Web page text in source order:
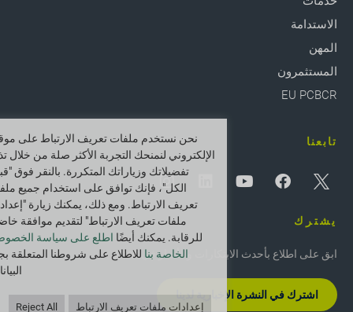
الاستدامة
المهن
المستثمرون
EU PCBCR
تابعنا
يشترك
ابق على اطلاع بأحدث الابتكارات والأخبار في Greif.
اشترك في النشرة الإخبارية لدينا
نحن نستخدم ملفات تعريف الارتباط على
الإلكتروني لنمنحك التجربة الأكثر صلة من خلال
تفضيلاتك وزياراتك المتكررة. بالنقر فوق
الكل"، فإنك توافق على استخدام جميع
تعريف الارتباط. ومع ذلك، يمكنك زيارة
ملفات تعريف الارتباط" لتقديم موافقة
للرقابة. يمكنك أيضًا اطلع على سياسة
الخاصة بنا للاطلاع على شروطنا المتعلقة
إعدادات ملفات تعريف الارتباط Reject All